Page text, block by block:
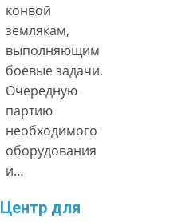
конвой
землякам,
выполняющим
боевые задачи.
Очередную
партию
необходимого
оборудования
и…
Центр для